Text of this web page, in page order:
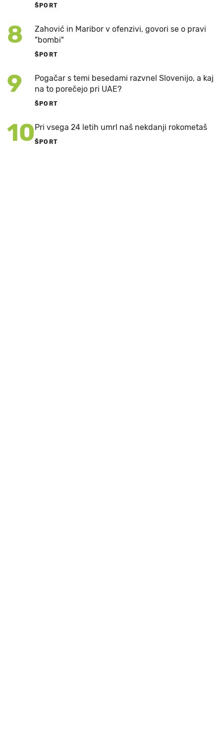
ŠPORT
8
Zahović in Maribor v ofenzivi, govori se o pravi
"bombi"
ŠPORT
9
Pogačar s temi besedami razvnel Slovenijo, a kaj
na to porečejo pri UAE?
ŠPORT
10Pri vsega 24 letih umrl naš nekdanji rokometaš
ŠPORT